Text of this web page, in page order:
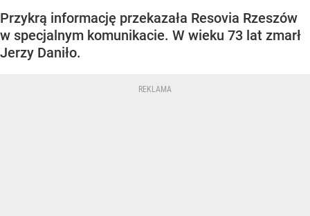
Przykrą informację przekazała Resovia Rzeszów
w specjalnym komunikacie. W wieku 73 lat zmarł
Jerzy Daniło.